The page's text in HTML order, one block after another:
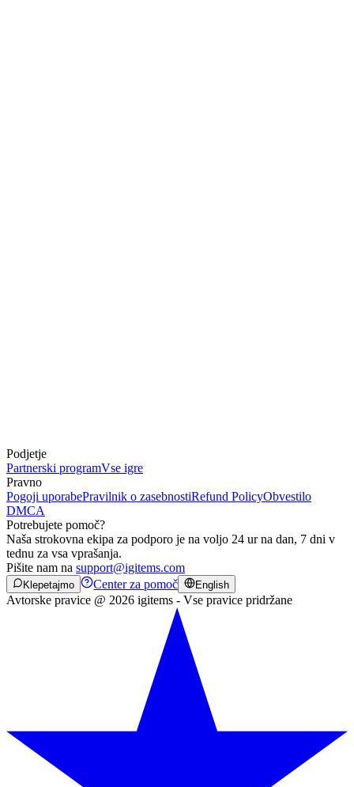
Podjetje
Partnerski programVse igre
Pravno
Pogoji uporabePravilnik o zasebnostiRefund PolicyObvestilo
DMCA
Potrebujete pomoč?
Naša strokovna ekipa za podporo je na voljo 24 ur na dan, 7 dni v
tednu za vsa vprašanja.
Pišite nam na support@igitems.com
Klepetajmo Center za pomoč English
Avtorske pravice @ 2026 igitems - Vse pravice pridržane